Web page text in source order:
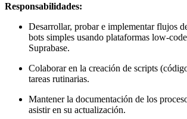
Responsabilidades:
Desarrollar, probar e implementar flujos
bots simples usando plataformas low-
Suprabase.
Colaborar en la creación de scripts
tareas rutinarias.
Mantener la documentación de los
asistir en su actualización.